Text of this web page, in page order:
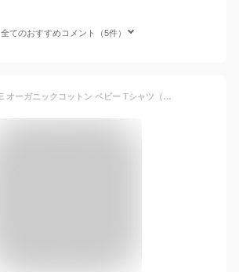
全てのおすすめコメント（5件）
QUINCY MAE オーガニックコットン ベビー Tシャツ（長袖） | オーガニック コットン 綿 ギフト 出産祝 長袖 春 秋 冬 中厚手 ベビー 赤ちゃん 肩スナップ ロンT 70 80 90 くすみカラー 保育園着 保育園服 定番 [M便 1/2]